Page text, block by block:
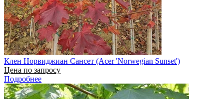
Клен Норвиджиан Сансет (Acer 'Norwegian Sunset')
Цена по запросу
Подробнее